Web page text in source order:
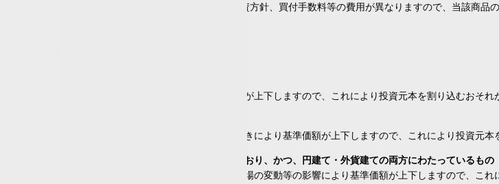
投資信託は、商品によりその投資対象や投資方針、買付手数料等の費用が異なりますので、当該商
組み入れた株式の値動きにより基準価額が上下しますので、これにより投資元本を割り込むおそれ
金利の変動等による組み入れ債券の値動きにより基準価額が上下しますので、これにより投資元本
主な投資対象が株式・一般債にわたっており、かつ、円建て・外貨建ての両方にわたっているもの
組み入れた株式や債券の値動き、為替相場の変動等の影響により基準価額が上下しますので、これ